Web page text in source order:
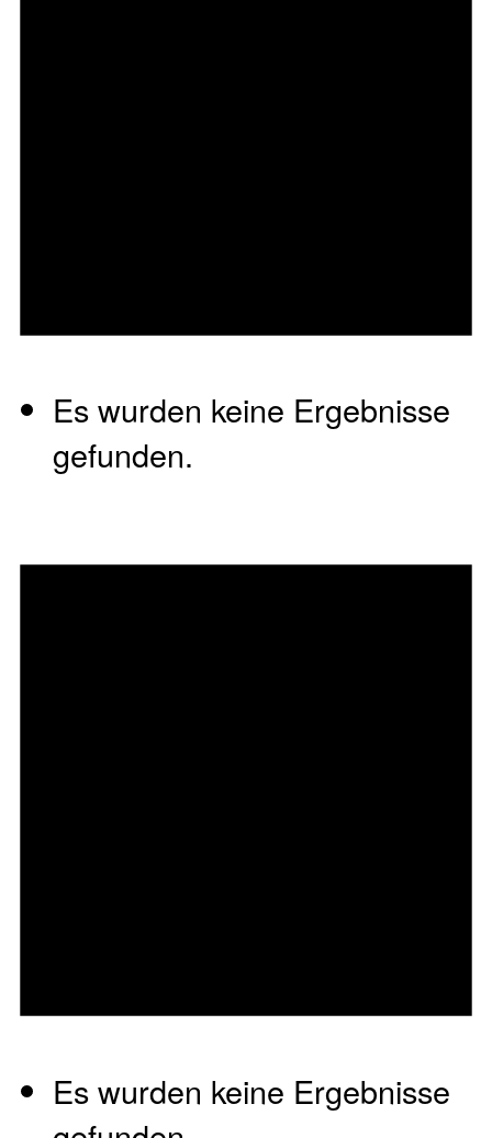
Es wurden keine Ergebnisse
gefunden.
Es wurden keine Ergebnisse